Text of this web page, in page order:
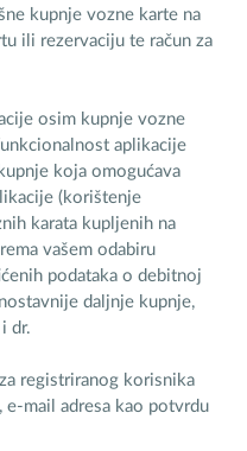
kupnje vozne karte na
ili rezervaciju te račun za
osim kupnje vozne
aplikacije
koja omogućava
(korištenje
karata kupljenih na
vašem odabiru
podataka o debitnoj
daljnje kupnje,
dr.
registriranog korisnika
mail adresa kao potvrdu